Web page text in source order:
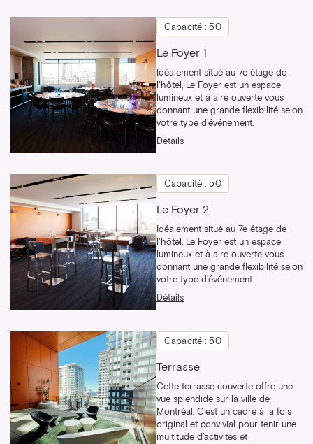
Capacité : 50
Le Foyer 1
Idéalement situé au 7e étage de
l'hôtel, Le Foyer est un espace
lumineux et à aire ouverte vous
donnant une grande flexibilité selon
votre type d'événement.
Détails
Capacité : 50
Le Foyer 2
Idéalement situé au 7e étage de
l'hôtel, Le Foyer est un espace
lumineux et à aire ouverte vous
donnant une grande flexibilité selon
votre type d'événement.
Détails
Capacité : 50
Terrasse
Cette terrasse couverte offre une
vue splendide sur la ville de
Montréal. C’est un cadre à la fois
original et convivial pour tenir une
multitude d’activités et